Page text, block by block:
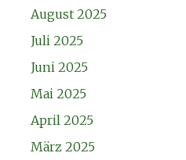
August 2025
Juli 2025
Juni 2025
Mai 2025
April 2025
März 2025